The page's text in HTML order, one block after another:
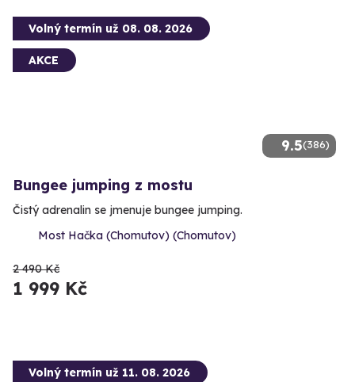
9.5(386)
Volný termín už 08. 08. 2026
AKCE
Bungee jumping z mostu
Čistý adrenalin se jmenuje bungee jumping.
Most Hačka (Chomutov) (Chomutov)
2 490 Kč
1 999 Kč
Volný termín už 11. 08. 2026